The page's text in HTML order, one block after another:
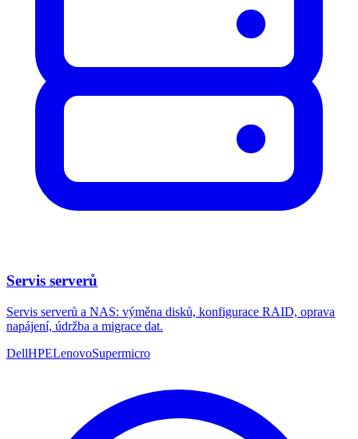
Servis serverů
Servis serverů a NAS: výměna disků, konfigurace RAID, oprava
napájení, údržba a migrace dat.
DellHPELenovoSupermicro